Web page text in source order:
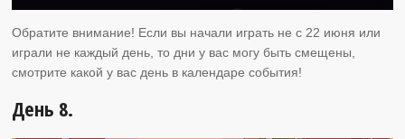
Обратите внимание! Если вы начали играть не с 22 июня или
играли не каждый день, то дни у вас могу быть смещены,
смотрите какой у вас день в календаре события!
День 8.